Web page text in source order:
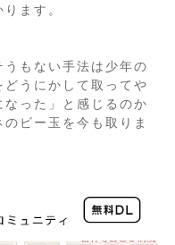
ます。
もない手法は少年の
うにかして取ってや
った」と感じるのか
ビー玉を今も取りま